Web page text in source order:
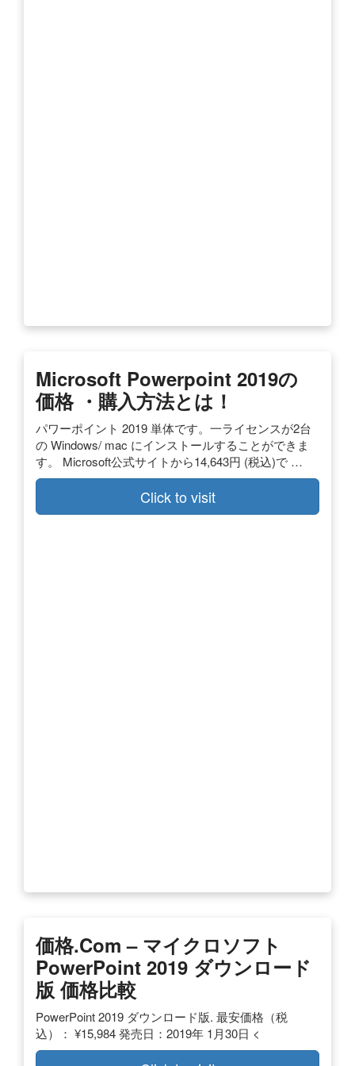
Microsoft Powerpoint 2019の
価格 ・購入方法とは！
パワーポイント 2019 単体です。一ライセンスが2台
の Windows/ mac にインストールすることができま
す。 Microsoft公式サイトから14,643円 (税込)で …
Click to visit
価格.com – マイクロソフト
PowerPoint 2019 ダウンロード
版 価格比較
PowerPoint 2019 ダウンロード版. 最安価格（税
込）： ¥15,984 発売日：2019年 1月30日 <